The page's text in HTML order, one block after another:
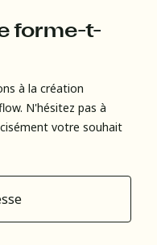
forme-t-
à la création
N'hésitez pas à
votre souhait